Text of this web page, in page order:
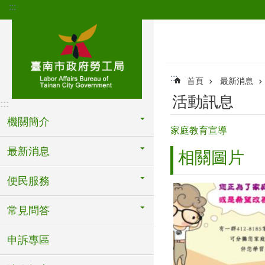
跳到主要內容區塊
:::
:::
機關簡介
最新消息
便民服務
常見問答
申訴專區
::: 首頁 最新消息
活動訊息
家庭教育宣導
相關圖片